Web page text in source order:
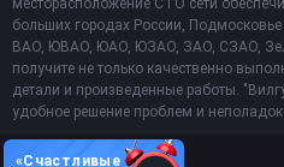
месторасположение СТО сети
больших городах России,
ВАО, ЮВАО, ЮАО, ЮЗАО, ЗАО, СЗАО,
получите не только качественно
детали и произведенные работы.
удобное решение проблем и
«Счастливые